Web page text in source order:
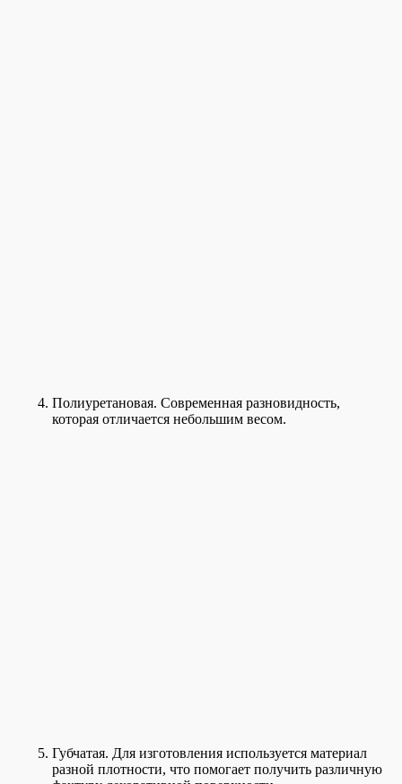
Полиуретановая. Современная разновидность,
которая отличается небольшим весом.
Губчатая. Для изготовления используется материал
разной плотности, что помогает получить различную